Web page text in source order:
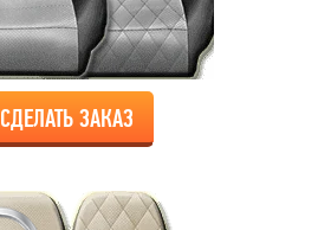
СДЕЛАТЬ ЗАКАЗ